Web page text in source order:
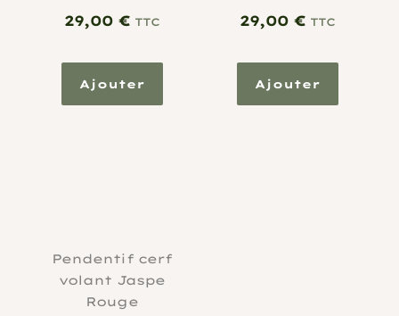
29,00€ TTC
Ajouter
29,00€ TTC
Ajouter
Pendentif cerf
volant Jaspe
Rouge